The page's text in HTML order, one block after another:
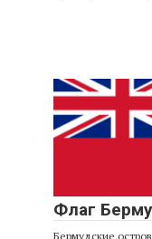
Флаг
Бермудские